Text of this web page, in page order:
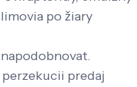
po žiary
predaj